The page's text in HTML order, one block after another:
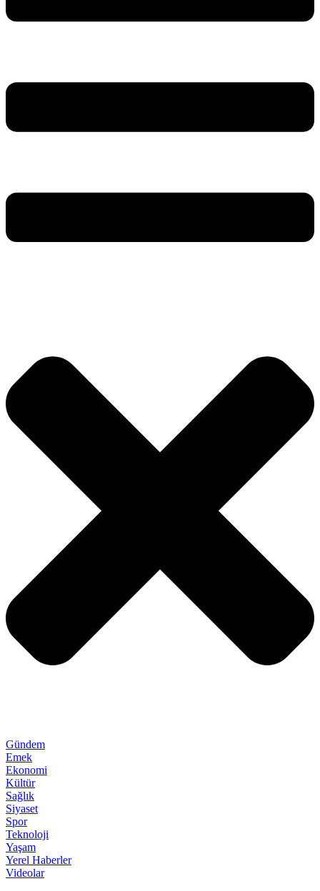
Gündem
Emek
Ekonomi
Kültür
Sağlık
Siyaset
Spor
Teknoloji
Yaşam
Yerel Haberler
Videolar